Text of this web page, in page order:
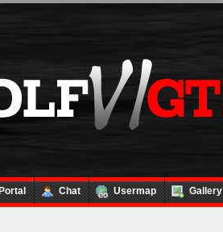
Portal Chat Usermap Gallery
Loginbox
Trage
in
die
nachfolgenden
und
Kennwort
ein,
um